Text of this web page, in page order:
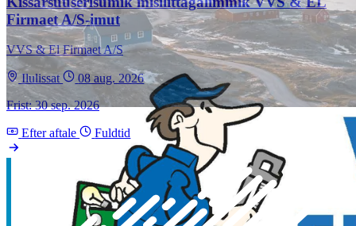
Firmaet A/S-imut
VVS & El Firmaet A/S
Ilulissat
08 aug. 2026
Frist: 30 sep. 2026
Efter aftale Fuldtid